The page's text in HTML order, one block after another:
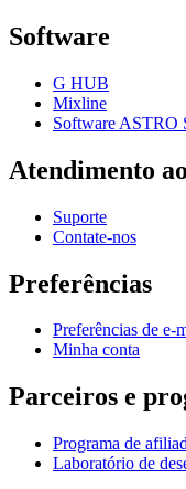
Software
G HUB
Mixline
Software ASTRO
Atendimento
Suporte
Contate-nos
Preferências
Preferências de e-
Minha conta
Parceiros e
Programa de
Laboratório de